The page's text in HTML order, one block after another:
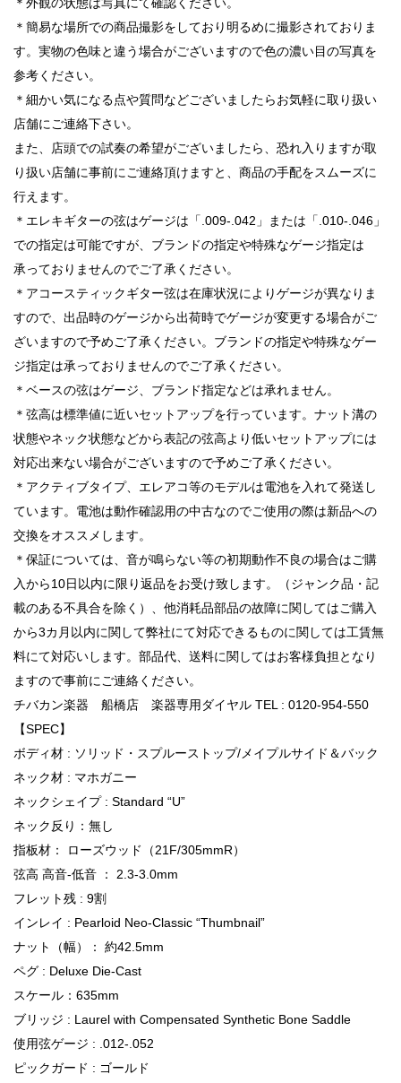
＊簡易な場所での商品撮影をしており明るめに撮影されておりま
す。実物の色味と違う場合がございますので色の濃い目の写真を
参考ください。
＊細かい気になる点や質問などございましたらお気軽に取り扱い
店舗にご連絡下さい。
また、店頭での試奏の希望がございましたら、恐れ入りますが取
り扱い店舗に事前にご連絡頂けますと、商品の手配をスムーズに
行えます。
＊エレキギターの弦はゲージは「.009-.042」または「.010-.046」
での指定は可能ですが、ブランドの指定や特殊なゲージ指定は
承っておりませんのでご了承ください。
＊アコースティックギター弦は在庫状況によりゲージが異なりま
すので、出品時のゲージから出荷時でゲージが変更する場合がご
ざいますので予めご了承ください。ブランドの指定や特殊なゲー
ジ指定は承っておりませんのでご了承ください。
＊ベースの弦はゲージ、ブランド指定などは承れません。
＊弦高は標準値に近いセットアップを行っています。ナット溝の
状態やネック状態などから表記の弦高より低いセットアップには
対応出来ない場合がございますので予めご了承ください。
＊アクティブタイプ、エレアコ等のモデルは電池を入れて発送し
ています。電池は動作確認用の中古なのでご使用の際は新品への
交換をオススメします。
＊保証については、音が鳴らない等の初期動作不良の場合はご購
入から10日以内に限り返品をお受け致します。（ジャンク品・記
載のある不具合を除く）、他消耗品部品の故障に関してはご購入
から3カ月以内に関して弊社にて対応できるものに関しては工賃無
料にて対応いします。部品代、送料に関してはお客様負担となり
ますので事前にご連絡ください。
チバカン楽器 船橋店 楽器専用ダイヤル TEL : 0120-954-550
【SPEC】
ボディ材 : ソリッド・スプルーストップ/メイプルサイド＆バック
ネック材 : マホガニー
ネックシェイプ : Standard “U”
ネック反り：無し
指板材： ローズウッド（21F/305mmR）
弦高 高音-低音 ： 2.3-3.0mm
フレット残 : 9割
インレイ : Pearloid Neo-Classic “Thumbnail”
ナット（幅）： 約42.5mm
ペグ : Deluxe Die-Cast
スケール：635mm
ブリッジ : Laurel with Compensated Synthetic Bone Saddle
使用弦ゲージ : .012-.052
ピックガード : ゴールド